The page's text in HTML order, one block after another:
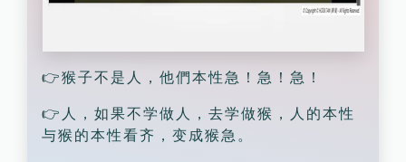
👉猴子不是人，他們本性急！急！急！
👉人，如果不学做人，去学做猴，人的本性
与猴的本性看齐，变成猴急。